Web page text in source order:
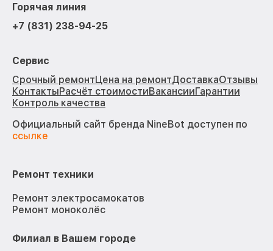
Горячая линия
+7 (831) 238-94-25
Сервис
Срочный ремонтЦена на ремонтДоставкаОтзывы
КонтактыРасчёт стоимостиВакансииГарантии
Контроль качества
Официальный сайт бренда NineBot доступен по
ссылке
Ремонт техники
Ремонт электросамокатов
Ремонт моноколёс
Филиал в Вашем городе